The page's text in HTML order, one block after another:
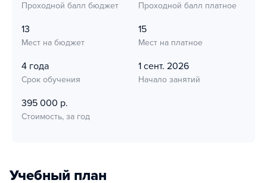
Проходной балл бюджет Проходной балл платное
13
Мест на бюджет
15
Мест на платное
4 года
Срок обучения
1 сент. 2026
Начало занятий
395 000 р.
Стоимость, за год
Учебный план